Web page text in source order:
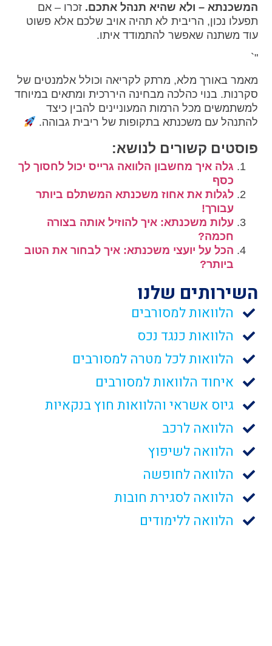
המשכנתא – ולא שהיא תנהל אתכם. זכרו – אם
תפעלו נכון, הריבית לא תהיה אויב שלכם אלא פשוט
עוד משתנה שאפשר להתמודד איתו.
"`
מאמר באורך מלא, מרתק לקריאה וכולל אלמנטים של
סקרנות. בנוי כהלכה מבחינה היררכית ומתאים במיוחד
למשתמשים מכל הרמות המעוניינים להבין כיצד
להתנהל עם משכנתא בתקופות של ריבית גבוהה.
פוסטים קשורים לנושא:
גלה איך מחשבון הלוואה גרייס יכול לחסוך לך
כסף
לגלות את אחוז משכנתא המשתלם ביותר
עבורך!
עלות משכנתא: איך להוזיל אותה בצורה
חכמה?
הכל על יועצי משכנתא: איך לבחור את הטוב
ביותר?
השירותים שלנו
הלוואות למסורבים
הלוואות כנגד נכס
הלוואות לכל מטרה למסורבים
איחוד הלוואות למסורבים
גיוס אשראי והלוואות חוץ בנקאיות
הלוואה לרכב
הלוואה לשיפוץ
הלוואה לחופשה
הלוואה לסגירת חובות
הלוואה ללימודים